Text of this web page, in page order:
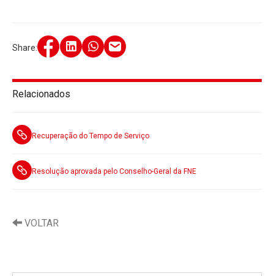
Relacionados
Recuperação do Tempo de Serviço
Resolução aprovada pelo Conselho-Geral da FNE
Share:
VOLTAR